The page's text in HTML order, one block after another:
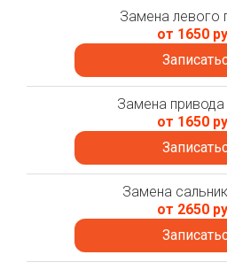
Замена левого
от 1650
Замена
от 1650
Замена
от 2650